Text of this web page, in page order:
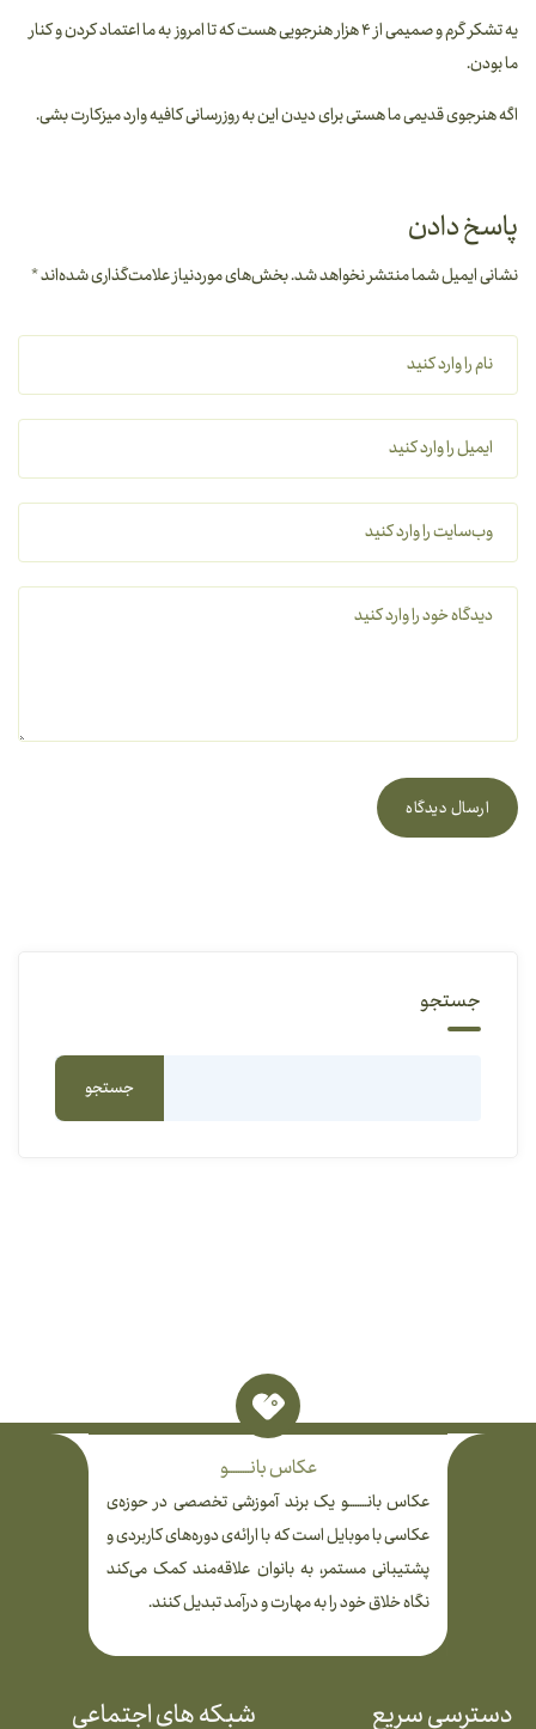
یه تشکر گرم و صمیمی از ۴ هزار هنرجویی هست که تا امروز به ما اعتماد کردن و کنار
ما بودن.
اگه هنرجوی قدیمی ما هستی برای دیدن این به روزرسانی کافیه وارد میزکارت بشی.
پاسخ دادن
نشانی ایمیل شما منتشر نخواهد شد.بخش‌های موردنیاز علامت‌گذاری شده‌اند*
ارسال دیدگاه
جستجو
جستجو
عکاس بانـــــــــو
عکاس بانــــــــو یک برند آموزشی تخصصی در حوزه‌ی
عکاسی با موبایل است که با ارائه‌ی دوره‌های کاربردی و
پشتیبانی مستمر، به بانوان علاقه‌مند کمک می‌کند
نگاه خلاق خود را به مهارت و درآمد تبدیل کنند.
دسترسی سریع شبکه های اجتماعی